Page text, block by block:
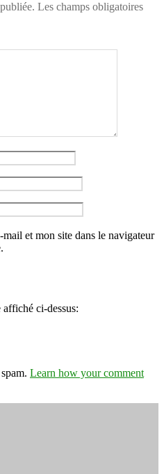
Les champs obligatoires
et mon site dans le navigateur
affiché ci-dessus:
Learn how your comment